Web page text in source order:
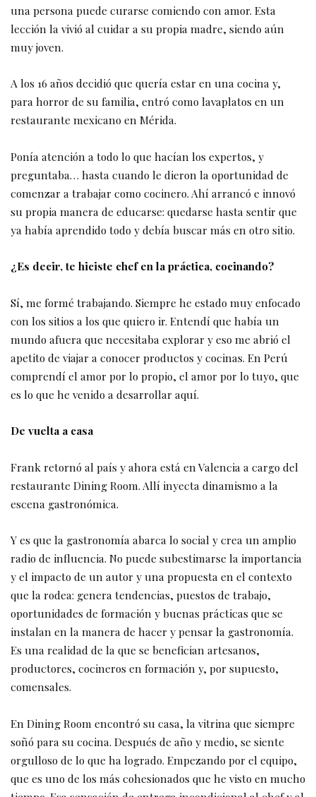
una persona puede curarse comiendo con amor. Esta
lección la vivió al cuidar a su propia madre, siendo aún
muy joven.
A los 16 años decidió que quería estar en una cocina y,
para horror de su familia, entró como lavaplatos en un
restaurante mexicano en Mérida.
Ponía atención a todo lo que hacían los expertos, y
preguntaba… hasta cuando le dieron la oportunidad de
comenzar a trabajar como cocinero. Ahí arrancó e innovó
su propia manera de educarse: quedarse hasta sentir que
ya había aprendido todo y debía buscar más en otro sitio.
¿Es decir, te hiciste chef en la práctica, cocinando?
Sí, me formé trabajando. Siempre he estado muy enfocado
con los sitios a los que quiero ir. Entendí que había un
mundo afuera que necesitaba explorar y eso me abrió el
apetito de viajar a conocer productos y cocinas. En Perú
comprendí el amor por lo propio, el amor por lo tuyo, que
es lo que he venido a desarrollar aquí.
De vuelta a casa
Frank retornó al país y ahora está en Valencia a cargo del
restaurante Dining Room. Allí inyecta dinamismo a la
escena gastronómica.
Y es que la gastronomía abarca lo social y crea un amplio
radio de influencia. No puede subestimarse la importancia
y el impacto de un autor y una propuesta en el contexto
que la rodea: genera tendencias, puestos de trabajo,
oportunidades de formación y buenas prácticas que se
instalan en la manera de hacer y pensar la gastronomía.
Es una realidad de la que se benefician artesanos,
productores, cocineros en formación y, por supuesto,
comensales.
En Dining Room encontró su casa, la vitrina que siempre
soñó para su cocina. Después de año y medio, se siente
orgulloso de lo que ha logrado. Empezando por el equipo,
que es uno de los más cohesionados que he visto en mucho